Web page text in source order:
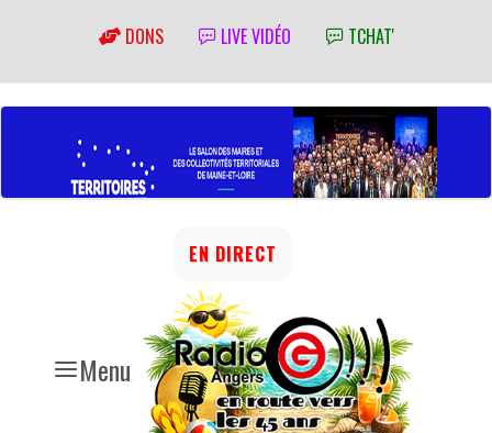
DONS LIVE VIDÉO TCHAT'
Menu
EN DIRECT